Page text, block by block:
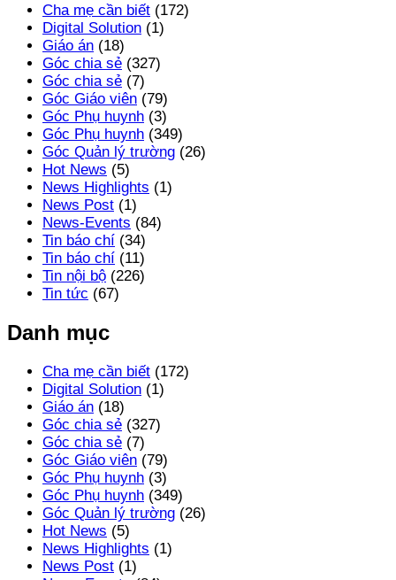
Cha mẹ cần biết (172)
Digital Solution (1)
Giáo án (18)
Góc chia sẻ (327)
Góc chia sẻ (7)
Góc Giáo viên (79)
Góc Phụ huynh (3)
Góc Phụ huynh (349)
Góc Quản lý trường (26)
Hot News (5)
News Highlights (1)
News Post (1)
News-Events (84)
Tin báo chí (34)
Tin báo chí (11)
Tin nội bộ (226)
Tin tức (67)
Danh mục
Cha mẹ cần biết (172)
Digital Solution (1)
Giáo án (18)
Góc chia sẻ (327)
Góc chia sẻ (7)
Góc Giáo viên (79)
Góc Phụ huynh (3)
Góc Phụ huynh (349)
Góc Quản lý trường (26)
Hot News (5)
News Highlights (1)
News Post (1)